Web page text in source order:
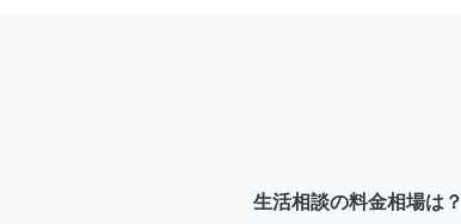
生活相談の料金相場は？